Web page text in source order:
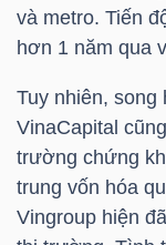
và metro. Tiến
hơn 1 năm qua
Tuy nhiên,
VinaCapital
trường chứng
trung vốn hóa
Vingroup hiện
CHĂM
SÓC
SỨC
KHỎE